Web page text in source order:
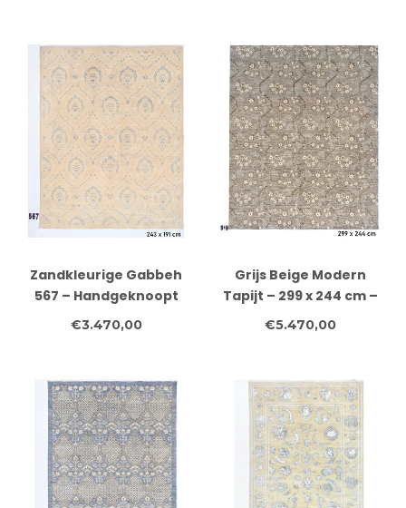
Zandkleurige Gabbeh
567 – Handgeknoopt
wollen vloerkleed met
subtiel patroon
€3.470,00
Grijs Beige Modern
Tapijt – 299 x 244 cm –
Handgeknoopt van Wol
€5.470,00